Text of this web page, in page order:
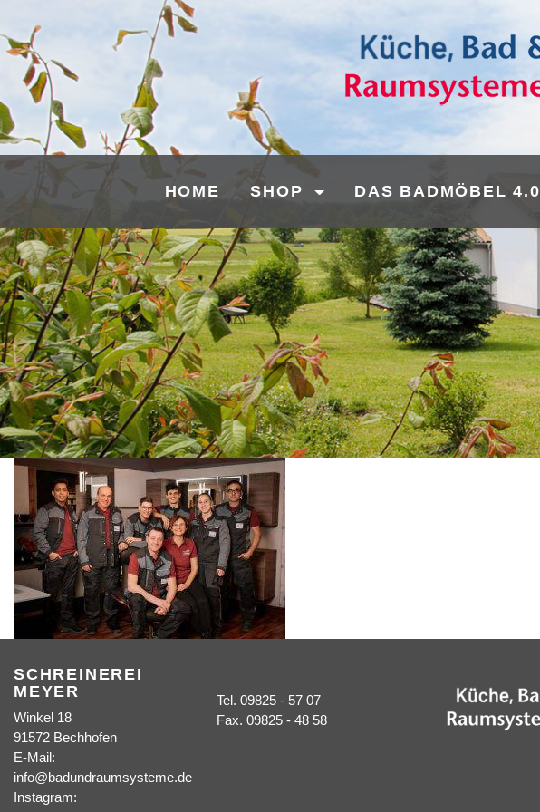
HOME SHOP DAS BADMÖBEL 4.0
SCHREINEREI
MEYER
Winkel 18
91572 Bechhofen
E-Mail:
info@badundraumsysteme.de
Instagram:
Tel. 09825 - 57 07
Fax. 09825 - 48 58